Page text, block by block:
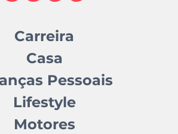
Carreira
Casa
Pessoais
Lifestyle
Motores